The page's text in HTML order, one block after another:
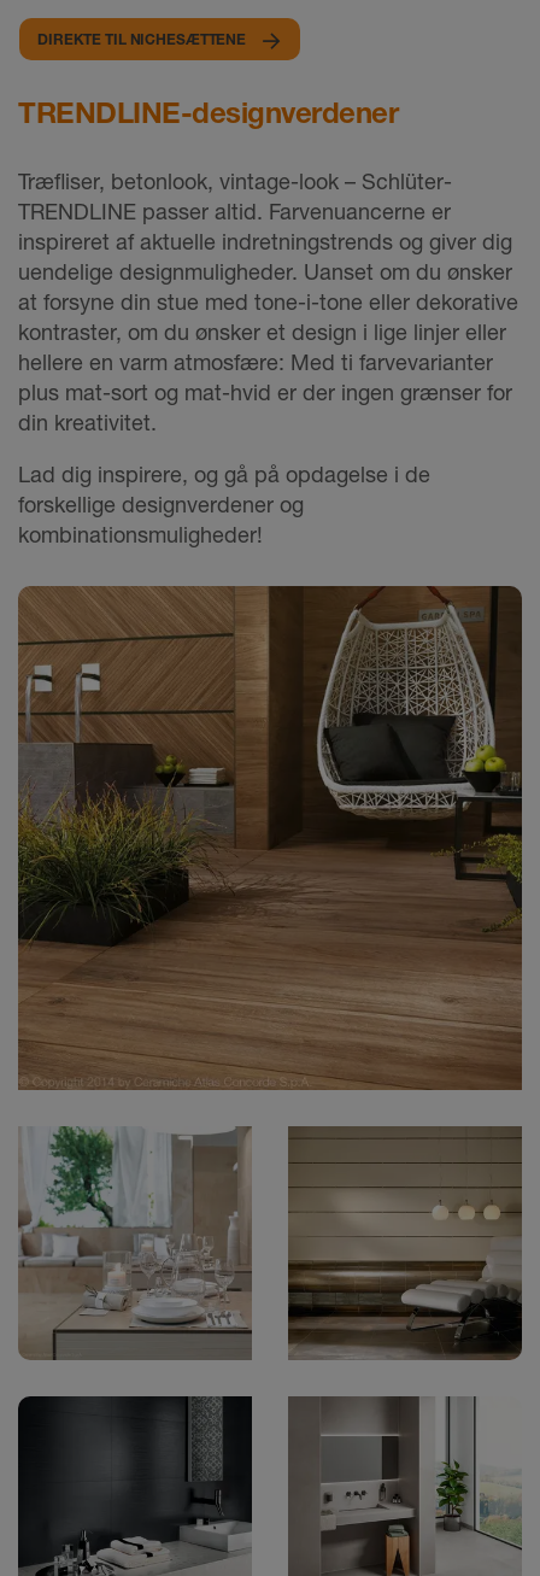
DIREKTE TIL NICHESÆTTENE
TRENDLINE-designverdener
Træfliser, betonlook, vintage-look – Schlüter-
TRENDLINE passer altid. Farvenuancerne er
inspireret af aktuelle indretningstrends og giver dig
uendelige designmuligheder. Uanset om du ønsker
at forsyne din stue med tone-i-tone eller dekorative
kontraster, om du ønsker et design i lige linjer eller
hellere en varm atmosfære: Med ti farvevarianter
plus mat-sort og mat-hvid er der ingen grænser for
din kreativitet.
Lad dig inspirere, og gå på opdagelse i de
forskellige designverdener og
kombinationsmuligheder!